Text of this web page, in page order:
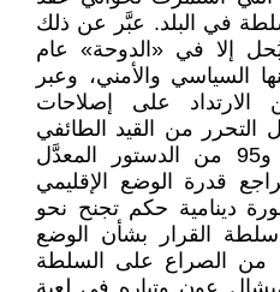
في البلد. عبَّر عن ذلك
إلا في «الدوحة» عام
السياسي والأمني، وعبر
على إصلاحات
من القيد الطائفي
كما نصّت المواد 22 و24 و95 من الدستور المعدَّل
قدرة الوضع الإقليمي
دينامية حكم تجنح نحو
القرار بشأن الوضع
من الصراع على السلطة